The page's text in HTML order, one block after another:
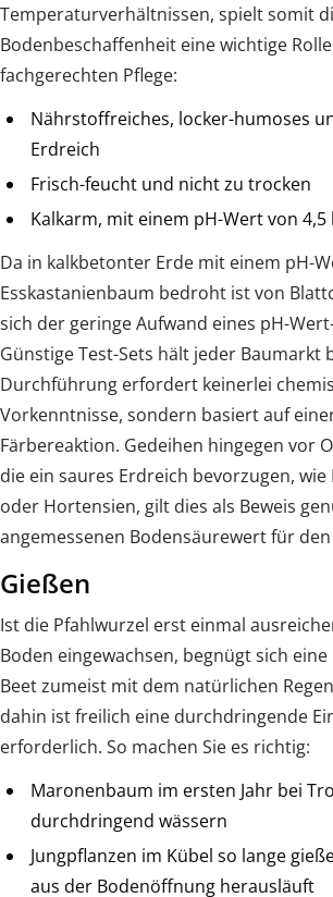
Temperaturverhältnissen, spielt somit
Bodenbeschaffenheit eine wichtige
fachgerechten Pflege:
Nährstoffreiches, locker-humoses
Erdreich
Frisch-feucht und nicht zu trocken
Kalkarm, mit einem pH-Wert von 4,5
Da in kalkbetonter Erde mit einem pH-
Esskastanienbaum bedroht ist von
sich der geringe Aufwand eines pH-
Günstige Test-Sets hält jeder Baumarkt
Durchführung erfordert keinerlei
Vorkenntnisse, sondern basiert auf
Färbereaktion. Gedeihen hingegen vor
die ein saures Erdreich bevorzugen,
oder Hortensien, gilt dies als Beweis
angemessenen Bodensäurewert für
Gießen
Ist die Pfahlwurzel erst einmal
Boden eingewachsen, begnügt sich
Beet zumeist mit dem natürlichen
dahin ist freilich eine durchdringende
erforderlich. So machen Sie es richtig:
Maronenbaum im ersten Jahr bei
durchdringend wässern
Jungpflanzen im Kübel so lange
aus der Bodenöffnung herausläuft